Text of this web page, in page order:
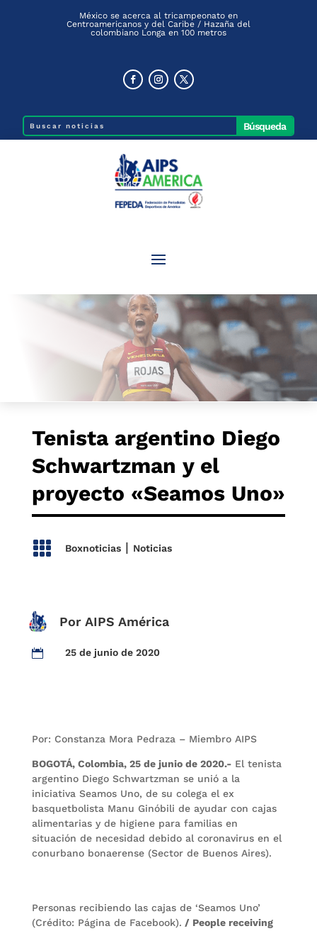
México se acerca al tricampeonato en
Centroamericanos y del Caribe / Hazaña del
colombiano Longa en 100 metros
Tenista argentino Diego
Schwartzman y el
proyecto «Seamos Uno»
 Boxnoticias| Noticias
Por AIPS América
 25 de junio de 2020
Por: Constanza Mora Pedraza – Miembro AIPS
BOGOTÁ, Colombia, 25 de junio de 2020.-El tenista
argentino Diego Schwartzman se unió a la
iniciativa Seamos Uno, de su colega el ex
basquetbolista Manu Ginóbili de ayudar con cajas
alimentarias y de higiene para familias en
situación de necesidad debido al coronavirus en el
conurbano bonaerense (Sector de Buenos Aires).
Personas recibiendo las cajas de ‘Seamos Uno’
(Crédito: Página de Facebook). / People receiving